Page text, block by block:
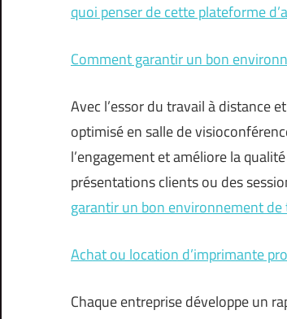
quoi penser de cette plateforme
Comment garantir un bon
Avec l’essor du travail à distance
optimisé en salle de
l’engagement et améliore la
présentations clients ou des
garantir un bon environnement
Achat ou location d’imprimante
Chaque entreprise développe un